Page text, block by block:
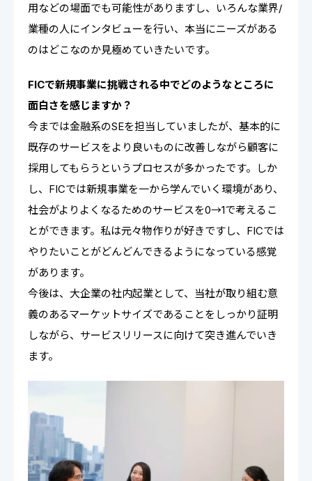
用などの場面でも可能性がありますし、いろんな業界/
業種の人にインタビューを行い、本当にニーズがある
のはどこなのか見極めていきたいです。
FICで新規事業に挑戦される中でどのようなところに
面白さを感じますか？
今までは金融系のSEを担当していましたが、基本的に
既存のサービスをより良いものに改善しながら顧客に
採用してもらうというプロセスが多かったです。しか
し、FICでは新規事業を一から学んでいく環境があり、
社会がよりよくなるためのサービスを0→1で考えるこ
とができます。私は元々物作りが好きですし、FICでは
やりたいことがどんどんできるようになっている感覚
があります。
今後は、大企業の社内起業として、当社が取り組む意
義のあるマーケットサイズであることをしっかり証明
しながら、サービスリリースに向けて突き進んでいき
ます。